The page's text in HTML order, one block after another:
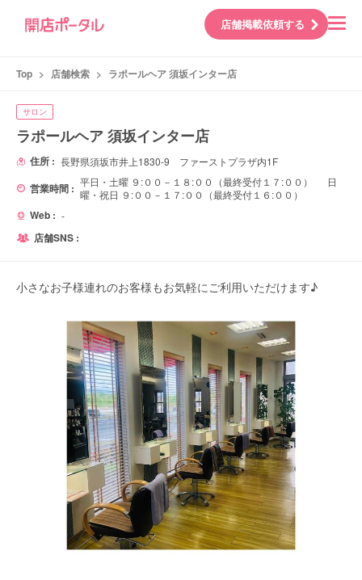
店舗掲載依頼する
Top > 店舗検索 > ラポールヘア 須坂インター店
サロン
ラポールヘア 須坂インター店
住所 : 長野県須坂市井上1830-9 ファーストプラザ内1F
営業時間 : 平日・土曜 ９:００－１８:００（最終受付１７:００） 日
曜・祝日 ９:００－１７:００（最終受付１６:００）
Web : -
店舗SNS :
小さなお子様連れのお客様もお気軽にご利用いただけます♪